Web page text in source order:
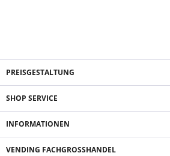
PREISGESTALTUNG
SHOP SERVICE
INFORMATIONEN
VENDING FACHGROSSHANDEL